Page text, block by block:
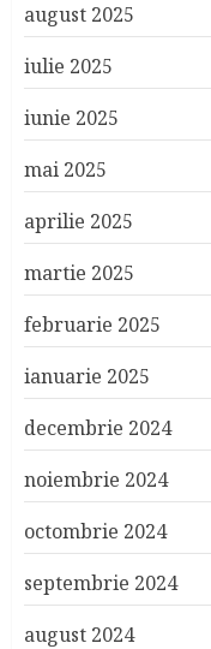
august 2025
iulie 2025
iunie 2025
mai 2025
aprilie 2025
martie 2025
februarie 2025
ianuarie 2025
decembrie 2024
noiembrie 2024
octombrie 2024
septembrie 2024
august 2024